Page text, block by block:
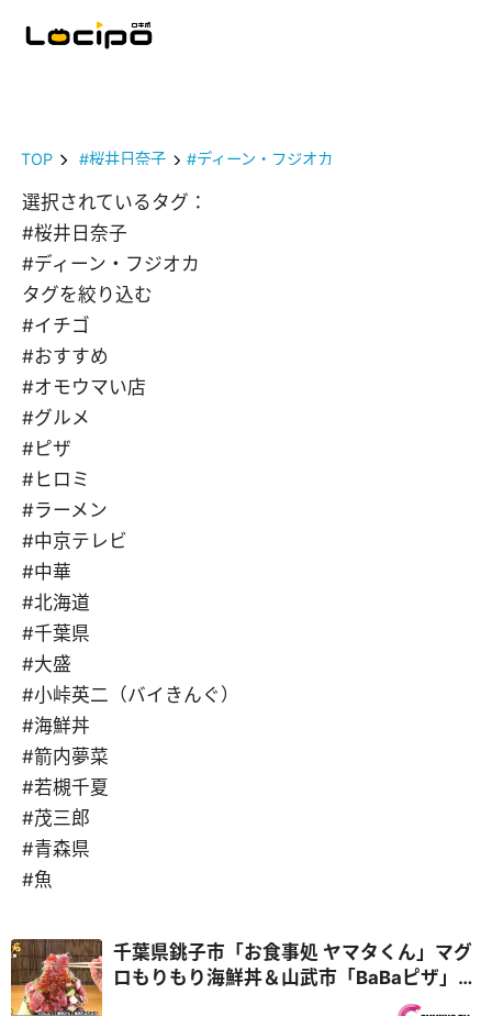
TOP #桜井日奈子 #ディーン・フジオカ
選択されているタグ：
#桜井日奈子
#ディーン・フジオカ
タグを絞り込む
#イチゴ
#おすすめ
#オモウマい店
#グルメ
#ピザ
#ヒロミ
#ラーメン
#中京テレビ
#中華
#北海道
#千葉県
#大盛
#小峠英二（バイきんぐ）
#海鮮丼
#箭内夢菜
#若槻千夏
#茂三郎
#青森県
#魚
千葉県銚子市「お食事処 ヤマタくん」マグ
ロもりもり海鮮丼＆山武市「BaBaピザ」平
均年齢80歳の6人店主が再び登場『オモウ